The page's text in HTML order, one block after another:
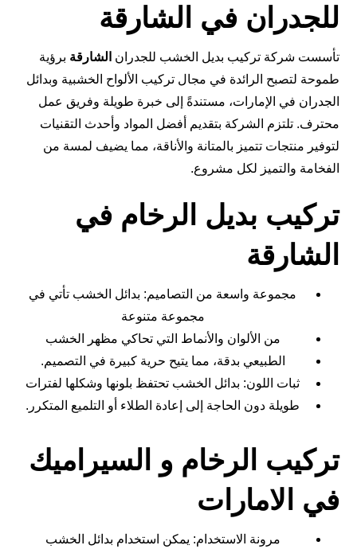
للجدران في الشارقة
تأسست شركة تركيب بديل الخشب للجدران الشارقة برؤية
طموحة لتصبح الرائدة في مجال تركيب الألواح الخشبية وبدائل
الجدران في الإمارات، مستندةً إلى خبرة طويلة وفريق عمل
محترف. تلتزم الشركة بتقديم أفضل المواد وأحدث التقنيات
لتوفير منتجات تتميز بالمتانة والأناقة، مما يضيف لمسة من
الفخامة والتميز لكل مشروع.
تركيب بديل الرخام في
الشارقة
مجموعة واسعة من التصاميم: بدائل الخشب تأتي في
مجموعة متنوعة
من الألوان والأنماط التي تحاكي مظهر الخشب
الطبيعي بدقة، مما يتيح حرية كبيرة في التصميم.
ثبات اللون: بدائل الخشب تحتفظ بلونها وشكلها لفترات
طويلة دون الحاجة إلى إعادة الطلاء أو التلميع المتكرر.
تركيب الرخام و السيراميك
في الامارات
مرونة الاستخدام: يمكن استخدام بدائل الخشب